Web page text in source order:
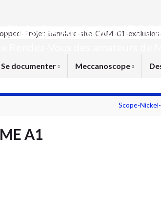
Club des Amis du
Se documenter Meccanoscope
Scope-
A1